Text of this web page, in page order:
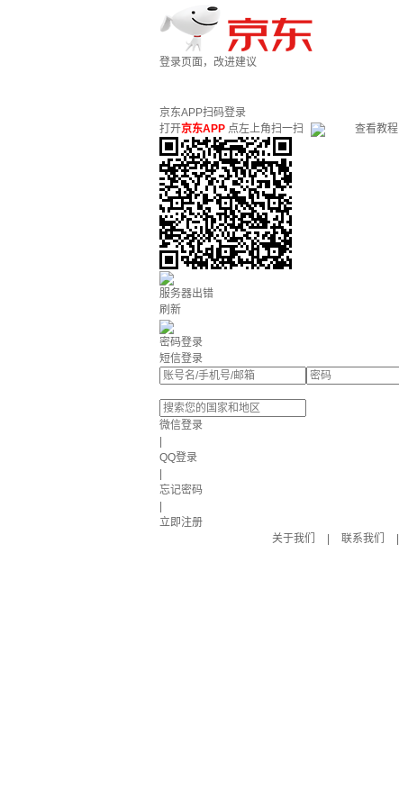
登录页面，改进建议
京东APP扫码登录
打开京东APP 点左上角扫一扫 查看教程
服务器出错
刷新
密码登录
短信登录
微信登录
QQ登录
忘记密码
立即注册
关于我们
联系我们